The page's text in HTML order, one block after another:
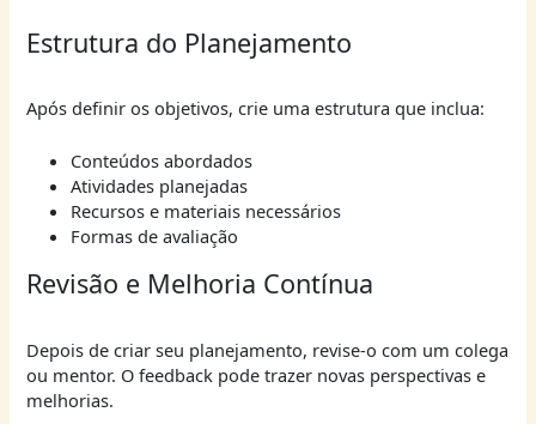
Estrutura do Planejamento
Após definir os objetivos, crie uma estrutura que inclua:
Conteúdos abordados
Atividades planejadas
Recursos e materiais necessários
Formas de avaliação
Revisão e Melhoria Contínua
Depois de criar seu planejamento, revise-o com um colega
ou mentor. O feedback pode trazer novas perspectivas e
melhorias.